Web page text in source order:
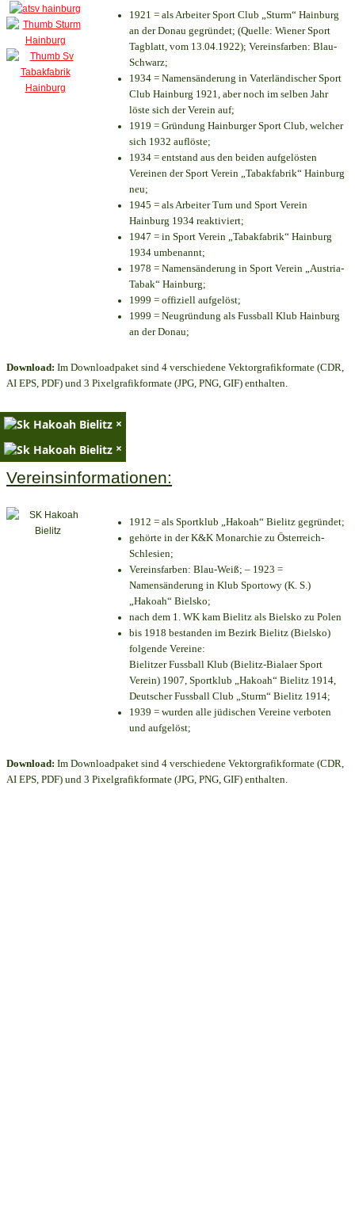
1921 = als Arbeiter Sport Club „Sturm“ Hainburg
an der Donau gegründet; (Quelle: Wiener Sport
Tagblatt, vom 13.04.1922); Vereinsfarben: Blau-
Schwarz;
1934 = Namensänderung in Vaterländischer Sport
Club Hainburg 1921, aber noch im selben Jahr
löste sich der Verein auf;
1919 = Gründung Hainburger Sport Club, welcher
sich 1932 auflöste;
1934 = entstand aus den beiden aufgelösten
Vereinen der Sport Verein „Tabakfabrik“ Hainburg
neu;
1945 = als Arbeiter Turn und Sport Verein
Hainburg 1934 reaktiviert;
1947 = in Sport Verein „Tabakfabrik“ Hainburg
1934 umbenannt;
1978 = Namensänderung in Sport Verein „Austria-
Tabak“ Hainburg;
1999 = offiziell aufgelöst;
1999 = Neugründung als Fussball Klub Hainburg
an der Donau;
Download: Im Downloadpaket sind 4 verschiedene Vektorgrafikformate (CDR,
AI EPS, PDF) und 3 Pixelgrafikformate (JPG, PNG, GIF) enthalten.
×
×
Vereinsinformationen:
1912 = als Sportklub „Hakoah“ Bielitz gegründet;
gehörte in der K&K Monarchie zu Österreich-
Schlesien;
Vereinsfarben: Blau-Weiß; – 1923 =
Namensänderung in Klub Sportowy (K. S.)
„Hakoah“ Bielsko;
nach dem 1. WK kam Bielitz als Bielsko zu Polen
bis 1918 bestanden im Bezirk Bielitz (Bielsko)
folgende Vereine:
Bielitzer Fussball Klub (Bielitz-Bialaer Sport
Verein) 1907, Sportklub „Hakoah“ Bielitz 1914,
Deutscher Fussball Club „Sturm“ Bielitz 1914;
1939 = wurden alle jüdischen Vereine verboten
und aufgelöst;
Download: Im Downloadpaket sind 4 verschiedene Vektorgrafikformate (CDR,
AI EPS, PDF) und 3 Pixelgrafikformate (JPG, PNG, GIF) enthalten.